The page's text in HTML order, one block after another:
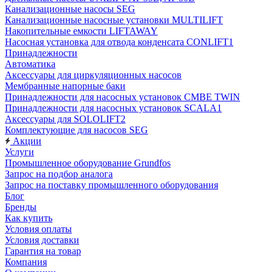
Канализационные насосы SEG
Канализационные насосные установки MULTILIFT
Накопительные емкости LIFTAWAY
Насосная установка для отвода конденсата CONLIFT1
Принадлежности
Автоматика
Аксессуары для циркуляционных насосов
Мембранные напорные баки
Принадлежности для насосных установок CMBE TWIN
Принадлежности для насосных установок SCALA1
Аксессуары для SOLOLIFT2
Комплектующие для насосов SEG
Акции
Услуги
Промышленное оборудование Grundfos
Запрос на подбор аналога
Запрос на поставку промышленного оборудования
Блог
Бренды
Как купить
Условия оплаты
Условия доставки
Гарантия на товар
Компания